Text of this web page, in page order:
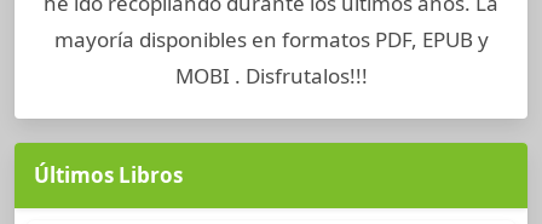
mayoría disponibles en formatos PDF, EPUB y
MOBI . Disfrutalos!!!
Últimos Libros